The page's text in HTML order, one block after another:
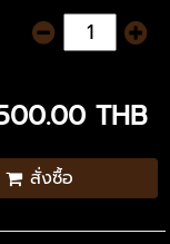
THB
สั่งซื้อ